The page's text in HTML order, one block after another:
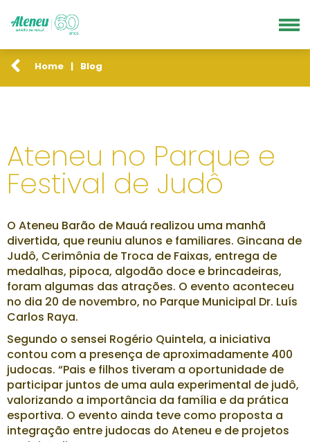
Home | Blog
Ateneu no Parque e
Festival de Judô
O Ateneu Barão de Mauá realizou uma manhã
divertida, que reuniu alunos e familiares. Gincana de
Judô, Cerimônia de Troca de Faixas, entrega de
medalhas, pipoca, algodão doce e brincadeiras,
foram algumas das atrações. O evento aconteceu
no dia 20 de novembro, no Parque Municipal Dr. Luís
Carlos Raya.
Segundo o sensei Rogério Quintela, a iniciativa
contou com a presença de aproximadamente 400
judocas. “Pais e filhos tiveram a oportunidade de
participar juntos de uma aula experimental de judô,
valorizando a importância da família e da prática
esportiva. O evento ainda teve como proposta a
integração entre judocas do Ateneu e de projetos